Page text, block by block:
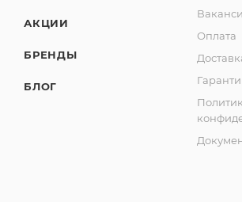
АКЦИИ
БРЕНДЫ
БЛОГ
Оплата